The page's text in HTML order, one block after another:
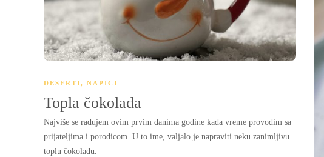
DESERTI, NAPICI
Topla čokolada
Najviše se radujem ovim prvim danima godine kada vreme provodim sa
prijateljima i porodicom. U to ime, valjalo je napraviti neku zanimljivu
toplu čokoladu.